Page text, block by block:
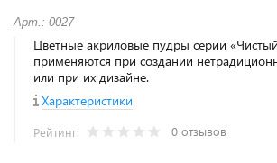
Арт.: 0027
Цветные акриловые пудры серии
применяются при создании
или при их дизайне.
Характеристики
Рейтинг: 0 отзывов